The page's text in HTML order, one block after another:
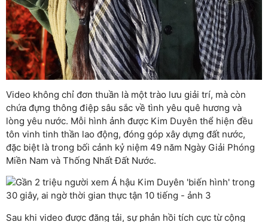
Video không chỉ đơn thuần là một trào lưu giải trí, mà còn
chứa đựng thông điệp sâu sắc về tình yêu quê hương và
lòng yêu nước. Mỗi hình ảnh được Kim Duyên thể hiện đều
tôn vinh tinh thần lao động, đóng góp xây dựng đất nước,
đặc biệt là trong bối cảnh kỷ niệm 49 năm Ngày Giải Phóng
Miền Nam và Thống Nhất Đất Nước.
Sau khi video được đăng tải, sự phản hồi tích cực từ cộng